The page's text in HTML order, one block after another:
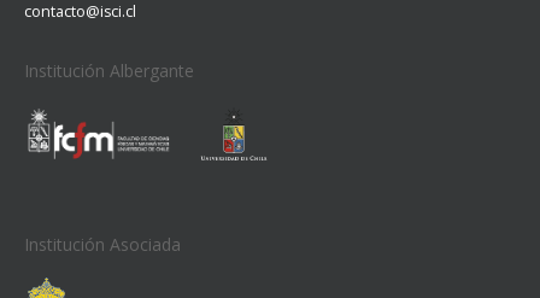
contacto@isci.cl
Institución Albergante
Institución Asociada